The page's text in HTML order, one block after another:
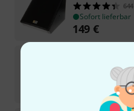
644
Sofort lieferbar
149 €
75
Sofort lieferbar